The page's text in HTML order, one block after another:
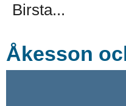
Birsta...
Åkesson